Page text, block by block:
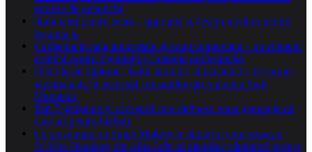
proteze de genunchi
Iluminatul pentru scari – siguranta si design modern pentru
locuinta ta
Curățenia în hale industriale și spații comerciale – un element
esențial pentru siguranță și imagine profesională
Dincolo de diplomă: Rolul strategic al pachetelor de sprijin
săptămânale în succesul cursanților din regiunea Sud-
Muntenia
Top 7 gadgeturi și accesorii care definesc noua generație de
cadouri pentru bărbați
Ce presupune un Smile Makeover digital și cum reușește
D’Alba Dentistry din Alba Iulia să planifice zâmbetul perfect